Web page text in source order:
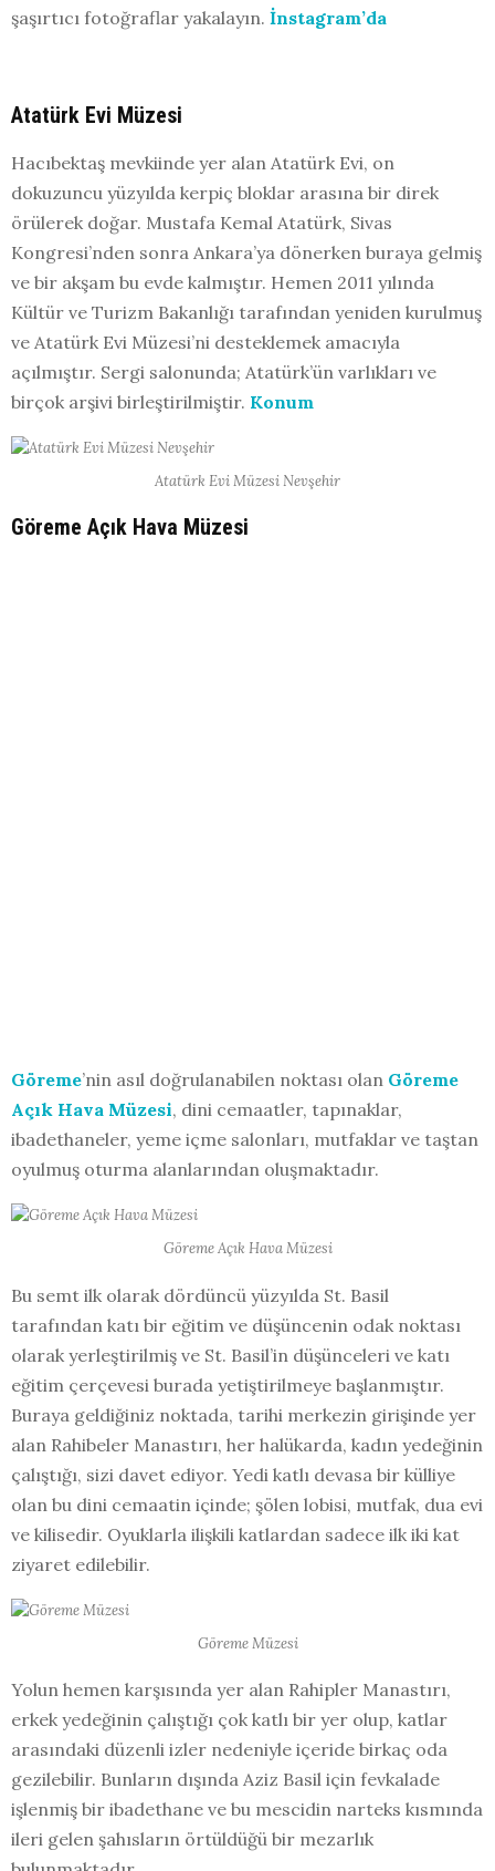
şaşırtıcı fotoğraflar yakalayın. İnstagram’da
Atatürk Evi Müzesi
Hacıbektaş mevkiinde yer alan Atatürk Evi, on
dokuzuncu yüzyılda kerpiç bloklar arasına bir direk
örülerek doğar. Mustafa Kemal Atatürk, Sivas
Kongresi’nden sonra Ankara’ya dönerken buraya gelmiş
ve bir akşam bu evde kalmıştır. Hemen 2011 yılında
Kültür ve Turizm Bakanlığı tarafından yeniden kurulmuş
ve Atatürk Evi Müzesi’ni desteklemek amacıyla
açılmıştır. Sergi salonunda; Atatürk’ün varlıkları ve
birçok arşivi birleştirilmiştir. Konum
Atatürk Evi Müzesi Nevşehir
Göreme Açık Hava Müzesi
Göreme’nin asıl doğrulanabilen noktası olan Göreme
Açık Hava Müzesi, dini cemaatler, tapınaklar,
ibadethaneler, yeme içme salonları, mutfaklar ve taştan
oyulmuş oturma alanlarından oluşmaktadır.
Göreme Açık Hava Müzesi
Bu semt ilk olarak dördüncü yüzyılda St. Basil
tarafından katı bir eğitim ve düşüncenin odak noktası
olarak yerleştirilmiş ve St. Basil’in düşünceleri ve katı
eğitim çerçevesi burada yetiştirilmeye başlanmıştır.
Buraya geldiğiniz noktada, tarihi merkezin girişinde yer
alan Rahibeler Manastırı, her halükarda, kadın yedeğinin
çalıştığı, sizi davet ediyor. Yedi katlı devasa bir külliye
olan bu dini cemaatin içinde; şölen lobisi, mutfak, dua evi
ve kilisedir. Oyuklarla ilişkili katlardan sadece ilk iki kat
ziyaret edilebilir.
Göreme Müzesi
Yolun hemen karşısında yer alan Rahipler Manastırı,
erkek yedeğinin çalıştığı çok katlı bir yer olup, katlar
arasındaki düzenli izler nedeniyle içeride birkaç oda
gezilebilir. Bunların dışında Aziz Basil için fevkalade
işlenmiş bir ibadethane ve bu mescidin narteks kısmında
ileri gelen şahısların örtüldüğü bir mezarlık